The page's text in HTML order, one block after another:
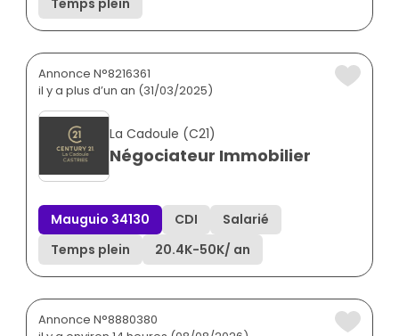
Annonce N°8216361
il y a plus d’un an (31/03/2025)
La Cadoule (C21)
Négociateur Immobilier
Mauguio 34130 CDI
Salarié
Temps plein
20.4K-50K/ an
Annonce N°8880380